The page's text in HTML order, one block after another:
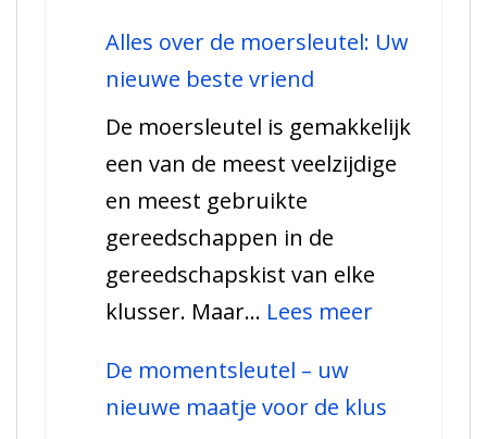
over
de
inbussleutel.
Hoe
wordt
ie
gebruikt?
Alles over de moersleutel: Uw
nieuwe beste vriend
De moersleutel is gemakkelijk
een van de meest veelzijdige
en meest gebruikte
gereedschappen in de
gereedschapskist van elke
klusser. Maar… Lees meer:
de
De momentsleutel – uw
nieuwe maatje voor de klus